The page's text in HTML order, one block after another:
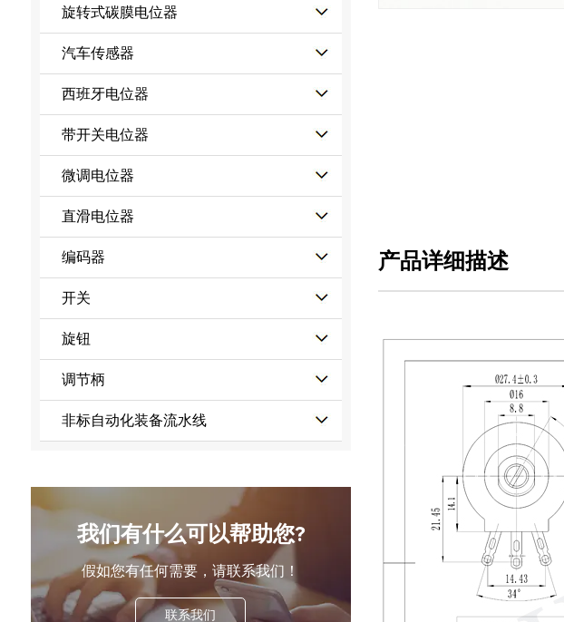
旋转式碳膜电位器
汽车传感器
西班牙电位器
带开关电位器
微调电位器
直滑电位器
编码器
开关
旋钮
调节柄
非标自动化装备流水线
我们有什么可以帮助您?
假如您有任何需要，请联系我们！
联系我们
产品详细描述